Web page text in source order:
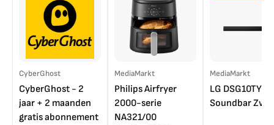
CyberGhost
CyberGhost - 2
jaar + 2 maanden
gratis abonnement
MediaMarkt
Philips Airfryer
2000-serie
NA321/00
MediaMarkt
LG DSG10TY
Soundbar